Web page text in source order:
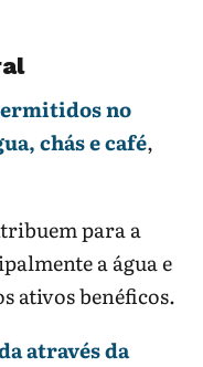
no
chás e café,
para a
a água e
ativos benéficos.
através da